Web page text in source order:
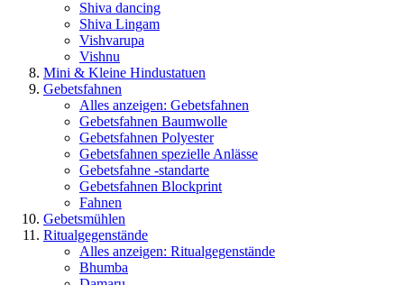
Shiva dancing
Shiva Lingam
Vishvarupa
Vishnu
Mini & Kleine Hindustatuen
Gebetsfahnen
Alles anzeigen: Gebetsfahnen
Gebetsfahnen Baumwolle
Gebetsfahnen Polyester
Gebetsfahnen spezielle Anlässe
Gebetsfahne -standarte
Gebetsfahnen Blockprint
Fahnen
Gebetsmühlen
Ritualgegenstände
Alles anzeigen: Ritualgegenstände
Bhumba